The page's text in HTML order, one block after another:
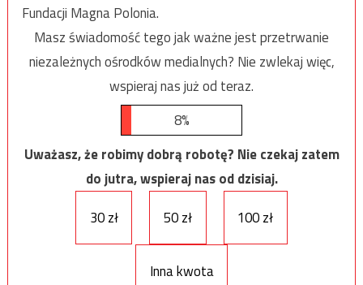
Fundacji Magna Polonia.
Masz świadomość tego jak ważne jest przetrwanie
niezależnych ośrodków medialnych? Nie zwlekaj więc,
wspieraj nas już od teraz.
8%
Uważasz, że robimy dobrą robotę? Nie czekaj zatem
do jutra, wspieraj nas od dzisiaj.
30 zł
50 zł 100 zł
Inna kwota